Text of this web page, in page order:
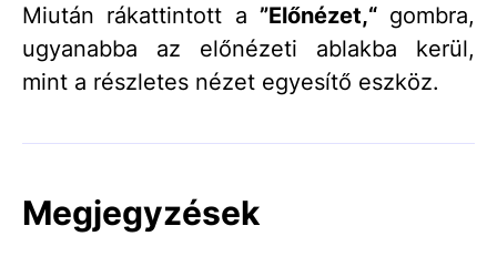
Miután rákattintott a ”Előnézet,“gombra,
ugyanabba az előnézeti ablakba kerül,
mint a részletes nézet egyesítő eszköz.
Megjegyzések